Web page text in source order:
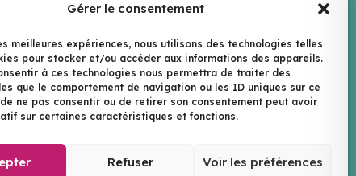
Gérer le consentement
meilleures expériences, nous utilisons des technologies telles
pour stocker et/ou accéder aux informations des appareils.
à ces technologies nous permettra de traiter des
que le comportement de navigation ou les ID uniques sur ce
ne pas consentir ou de retirer son consentement peut avoir
sur certaines caractéristiques et fonctions.
Refuser Voir les préférences
Le Next Level | ©2026